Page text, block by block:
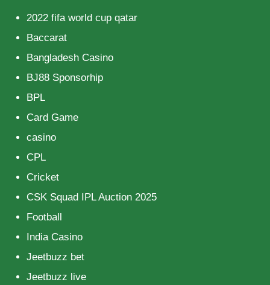
2022 fifa world cup qatar
Baccarat
Bangladesh Casino
BJ88 Sponsorhip
BPL
Card Game
casino
CPL
Cricket
CSK Squad IPL Auction 2025
Football
India Casino
Jeetbuzz bet
Jeetbuzz live